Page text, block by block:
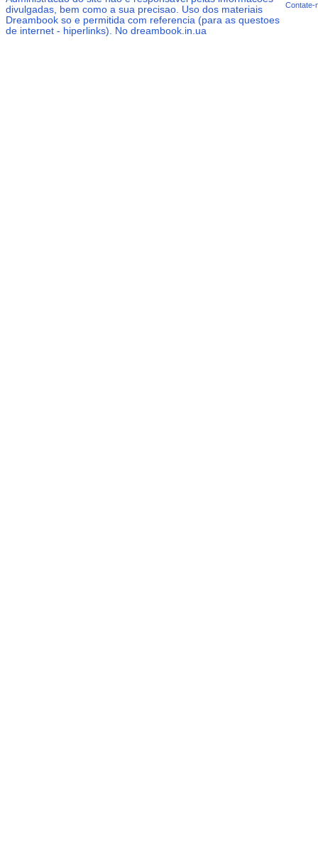
divulgadas, bem como a sua precisao. Uso dos materiais
Dreambook so e permitida com referencia (para as questoes
de internet - hiperlinks). No dreambook.in.ua
Contate-